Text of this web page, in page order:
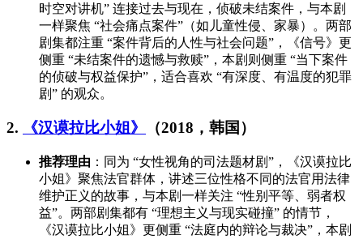
时空对讲机” 连接过去与现在，侦破未结案件，与本剧
一样聚焦 “社会痛点案件”（如儿童性侵、家暴）。两部
剧集都注重 “案件背后的人性与社会问题”，《信号》更
侧重 “未结案件的遗憾与救赎”，本剧则侧重 “当下案件
的侦破与权益保护”，适合喜欢 “有深度、有温度的犯罪
剧” 的观众。
2. 《汉谟拉比小姐》 （2018，韩国）
推荐理由 ：同为 “女性视角的司法题材剧”，《汉谟拉比
小姐》聚焦法官群体，讲述三位性格不同的法官用法律
维护正义的故事，与本剧一样关注 “性别平等、弱者权
益”。两部剧集都有 “理想主义与现实碰撞” 的情节，
《汉谟拉比小姐》更侧重 “法庭内的辩论与裁决”，本剧